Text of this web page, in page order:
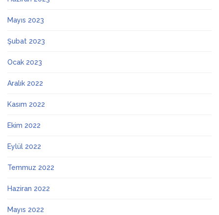
Mayıs 2023
Şubat 2023
Ocak 2023
Aralık 2022
Kasım 2022
Ekim 2022
Eylül 2022
Temmuz 2022
Haziran 2022
Mayıs 2022